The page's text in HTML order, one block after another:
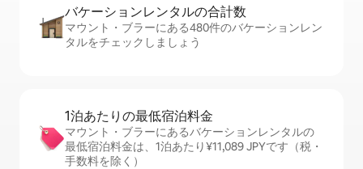
バケーションレ⁠ン⁠タ⁠ル⁠の合⁠計⁠数
マウント・ブラーにある480件のバケーションレン
タルをチェックしましょう
1泊あたりの最⁠低⁠宿⁠泊⁠料⁠金
マウント・ブラーにあるバケーションレンタルの
最低宿泊料金は、1泊あたり¥11,089 JPYです（税・
手数料を除く）